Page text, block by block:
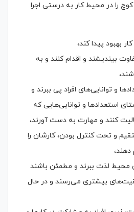
را در محیط کار به درستی اجرا
بهبود پیدا کند،
بیندیشند و اقدام کنند و به
و توانایی‌های افراد پی ببرند و
استعدادها و توانایی‌هایی که
کنند و مهارت به دست آورند،
و تحت کنترل بودن، کارشان را
محیط لذت ببرند و مطمئن باشند
بیشتری می‌رسند و در حال